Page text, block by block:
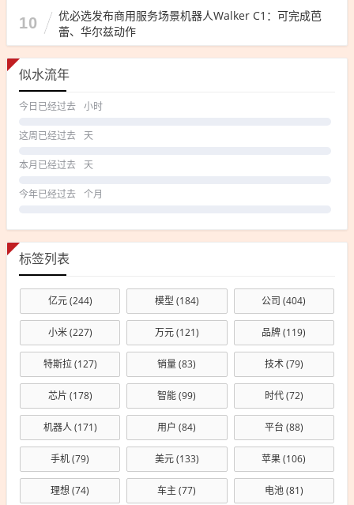
10
优必选发布商用服务场景机器人Walker C1：可完成芭
蕾、华尔兹动作
似水流年
今日已经过去 小时
这周已经过去 天
本月已经过去 天
今年已经过去 个月
标签列表
亿元(244) 模型 (184) 公司 (404)
小米(227) 万元(121) 品牌(119)
特斯拉(127) 销量(83) 技术(79)
芯片 (178) 智能(99) 时代(72)
机器人(171) 用户 (84) 平台 (88)
手机(79) 美元(133) 苹果(106)
理想(74) 车主 (77) 电池(81)